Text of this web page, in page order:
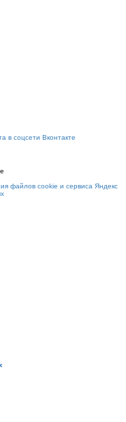
файлов cookie и сервиса Яндекс